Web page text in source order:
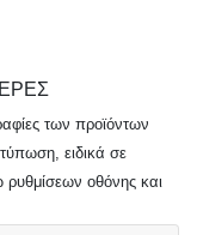
των προϊόντων
ειδικά σε
οθόνης και